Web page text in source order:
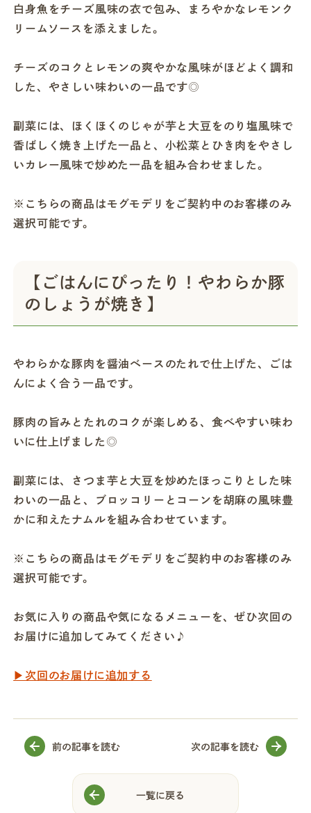
白身魚をチーズ風味の衣で包み、まろやかなレモンク
リームソースを添えました。
チーズのコクとレモンの爽やかな風味がほどよく調和
した、やさしい味わいの一品です◎
副菜には、ほくほくのじゃが芋と大豆をのり塩風味で
香ばしく焼き上げた一品と、小松菜とひき肉をやさし
いカレー風味で炒めた一品を組み合わせました。
※こちらの商品はモグモデリをご契約中のお客様のみ
選択可能です。
【ごはんにぴったり！やわらか豚
のしょうが焼き】
やわらかな豚肉を醤油ベースのたれで仕上げた、ごは
んによく合う一品です。
豚肉の旨みとたれのコクが楽しめる、食べやすい味わ
いに仕上げました◎
副菜には、さつま芋と大豆を炒めたほっこりとした味
わいの一品と、ブロッコリーとコーンを胡麻の風味豊
かに和えたナムルを組み合わせています。
※こちらの商品はモグモデリをご契約中のお客様のみ
選択可能です。
お気に入りの商品や気になるメニューを、ぜひ次回の
お届けに追加してみてください♪
▶︎次回のお届けに追加する
前の記事を読む
一覧に戻る
次の記事を読む